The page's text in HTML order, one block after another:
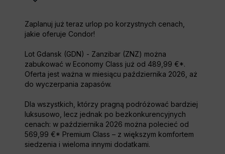
Zaplanuj już teraz urlop po korzystnych cenach,
jakie oferuje Condor!
Lot Gdansk (GDN) - Zanzibar (ZNZ) można
zabukować w Economy Class już od 489,99 €*.
Oferta jest ważna w miesiącu października 2026, aż
do wyczerpania zapasów.
Dla wszystkich, którzy pragną podróżować bardziej
luksusowo, lecz jednak po bezkonkurencyjnych
cenach: w października 2026 można polecieć od
569,99 €* Premium Class – z większym komfortem
siedzenia i wieloma innymi dodatkami.